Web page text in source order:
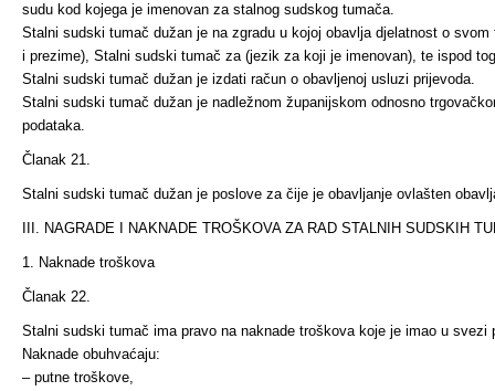
sudu kod kojega je imenovan za stalnog sudskog tumača.
Stalni sudski tumač dužan je na zgradu u kojoj obavlja djelat­nost o
i prezime), Stalni sudski tumač za (jezik za koji je imenovan), te ispod
Stalni sudski tumač dužan je izdati račun o obavljenoj usluzi prijevoda.
Stalni sudski tumač dužan je nadležnom županijskom odnosno
podataka.
Članak 21.
Stalni sudski tumač dužan je poslove za čije je obavljanje ovlašten
III. NAGRADE I NAKNADE TROŠKOVA ZA RAD STALNIH SUDSKIH
1. Naknade troškova
Članak 22.
Stalni sudski tumač ima pravo na naknade troškova koje je imao u svezi
Naknade obuhvaćaju:
– putne troškove,